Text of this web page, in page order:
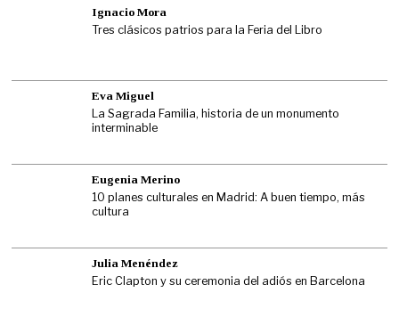
Ignacio Mora
Tres clásicos patrios para la Feria del Libro
Eva Miguel
La Sagrada Familia, historia de un monumento
interminable
Eugenia Merino
10 planes culturales en Madrid: A buen tiempo, más
cultura
Julia Menéndez
Eric Clapton y su ceremonia del adiós en Barcelona